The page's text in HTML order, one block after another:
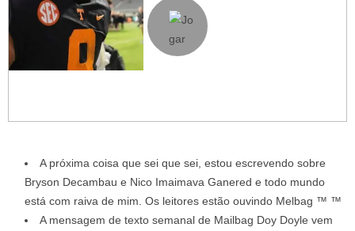
A próxima coisa que sei que sei, estou escrevendo sobre
Bryson Decambau e Nico Imaimava Ganered e todo mundo
está com raiva de mim. Os leitores estão ouvindo Melbag ™ ™
A mensagem de texto semanal de Mailbag Doy Doyle vem